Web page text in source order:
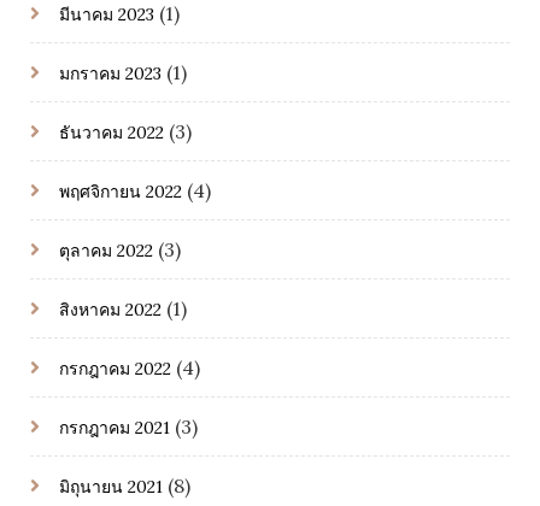
มีนาคม 2023 (1)
มกราคม 2023 (1)
ธันวาคม 2022 (3)
พฤศจิกายน 2022 (4)
ตุลาคม 2022 (3)
สิงหาคม 2022 (1)
กรกฎาคม 2022 (4)
กรกฎาคม 2021 (3)
มิถุนายน 2021 (8)